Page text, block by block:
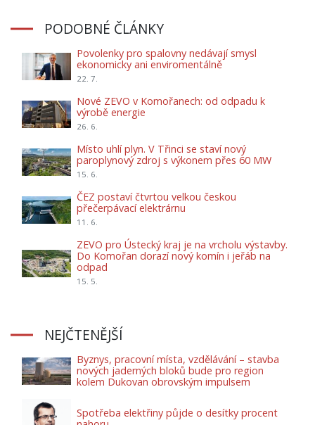
PODOBNÉ ČLÁNKY
Povolenky pro spalovny nedávají smysl
ekonomicky ani enviromentálně
22. 7.
Nové ZEVO v Komořanech: od odpadu k
výrobě energie
26. 6.
Místo uhlí plyn. V Třinci se staví nový
paroplynový zdroj s výkonem přes 60 MW
15. 6.
ČEZ postaví čtvrtou velkou českou
přečerpávací elektrárnu
11. 6.
ZEVO pro Ústecký kraj je na vrcholu výstavby.
Do Komořan dorazí nový komín i jeřáb na
odpad
15. 5.
NEJČTENĚJŠÍ
Byznys, pracovní místa, vzdělávání – stavba
nových jaderných bloků bude pro region
kolem Dukovan obrovským impulsem
Spotřeba elektřiny půjde o desítky procent